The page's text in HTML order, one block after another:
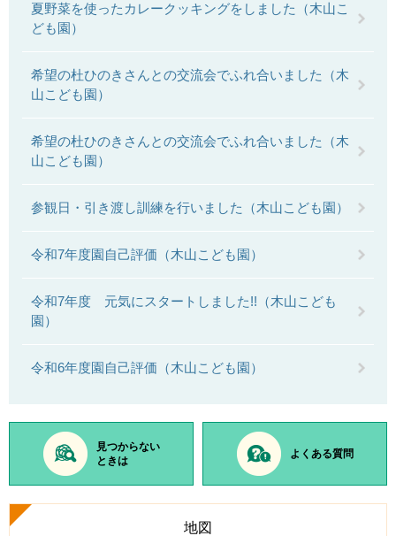
夏野菜を使ったカレークッキングをしました（木山こ
ども園）
希望の杜ひのきさんとの交流会でふれ合いました（木
山こども園）
希望の杜ひのきさんとの交流会でふれ合いました（木
山こども園）
参観日・引き渡し訓練を行いました（木山こども園）
令和7年度園自己評価（木山こども園）
令和7年度 元気にスタートしました!!（木山こども
園）
令和6年度園自己評価（木山こども園）
見つからない
ときは
よくある質問
地図